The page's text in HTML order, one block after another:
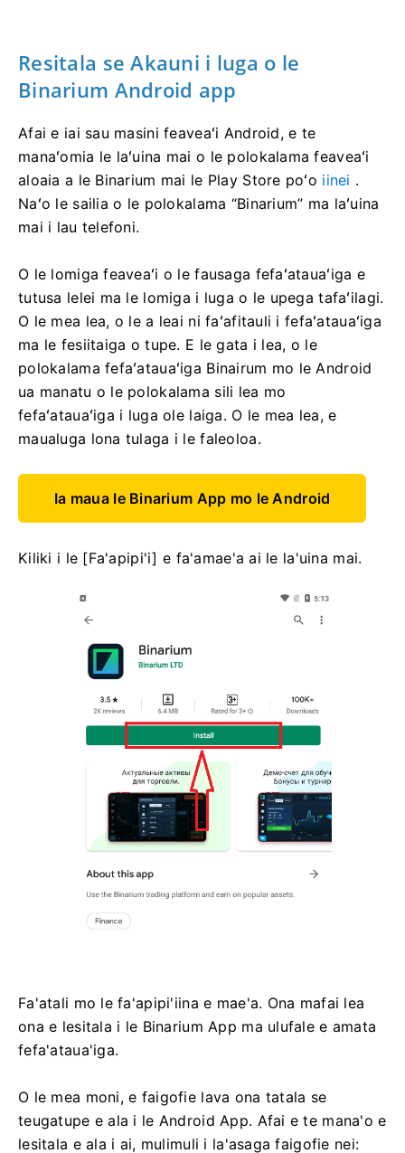
Resitala se Akauni i luga o le
Binarium Android app
Afai e iai sau masini feaveaʻi Android, e te
manaʻomia le laʻuina mai o le polokalama feaveaʻi
aloaia a le Binarium mai le Play Store poʻo iinei .
Naʻo le sailia o le polokalama “Binarium” ma laʻuina
mai i lau telefoni.
O le lomiga feaveaʻi o le fausaga fefaʻatauaʻiga e
tutusa lelei ma le lomiga i luga o le upega tafaʻilagi.
O le mea lea, o le a leai ni faʻafitauli i fefaʻatauaʻiga
ma le fesiitaiga o tupe. E le gata i lea, o le
polokalama fefaʻatauaʻiga Binairum mo le Android
ua manatu o le polokalama sili lea mo
fefaʻatauaʻiga i luga ole laiga. O le mea lea, e
maualuga lona tulaga i le faleoloa.
Ia maua le Binarium App mo le Android
Kiliki i le [Fa'apipi'i] e fa'amae'a ai le la'uina mai.
Fa'atali mo le fa'apipi'iina e mae'a. Ona mafai lea
ona e lesitala i le Binarium App ma ulufale e amata
fefa'ataua'iga.
O le mea moni, e faigofie lava ona tatala se
teugatupe e ala i le Android App. Afai e te mana'o e
lesitala e ala i ai, mulimuli i la'asaga faigofie nei: